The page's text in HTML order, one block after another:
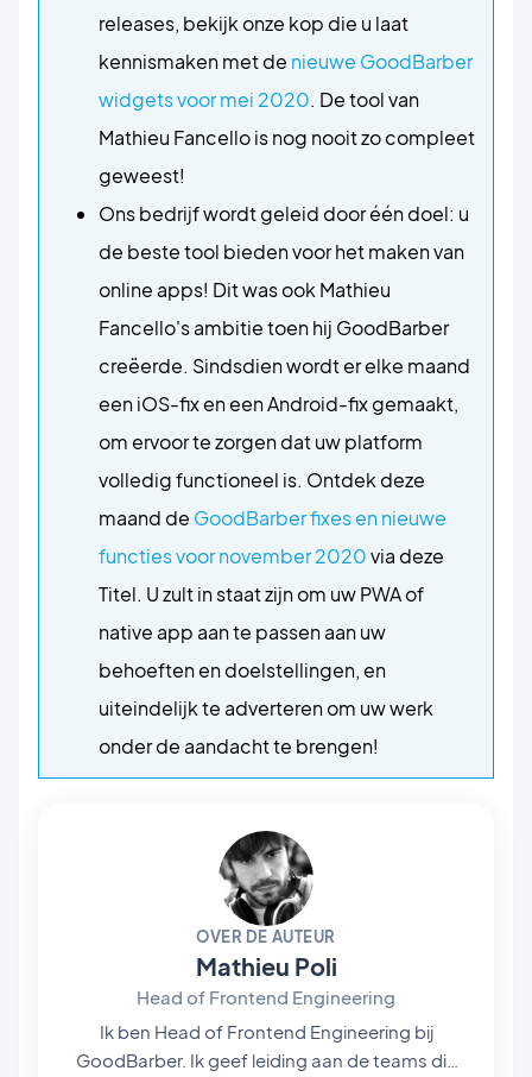
releases, bekijk onze kop die u laat
kennismaken met de nieuwe GoodBarber
widgets voor mei 2020. De tool van
Mathieu Fancello is nog nooit zo compleet
geweest!
Ons bedrijf wordt geleid door één doel: u
de beste tool bieden voor het maken van
online apps! Dit was ook Mathieu
Fancello's ambitie toen hij GoodBarber
creëerde. Sindsdien wordt er elke maand
een iOS-fix en een Android-fix gemaakt,
om ervoor te zorgen dat uw platform
volledig functioneel is. Ontdek deze
maand de GoodBarber fixes en nieuwe
functies voor november 2020via deze
Titel. U zult in staat zijn om uw PWA of
native app aan te passen aan uw
behoeften en doelstellingen, en
uiteindelijk te adverteren om uw werk
onder de aandacht te brengen!
OVER DE AUTEUR
Mathieu Poli
Head of Frontend Engineering
Ik ben Head of Frontend Engineering bij
GoodBarber. Ik geef leiding aan de teams die